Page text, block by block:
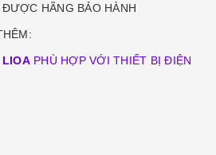
HÃNG BẢO HÀNH
LIOAPHÙ HỢP VỚI THIẾT BỊ ĐIỆN